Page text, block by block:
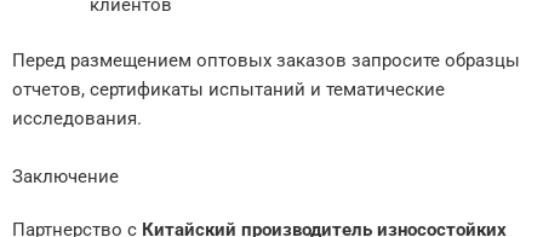
клиентов
Перед размещением оптовых заказов запросите образцы
отчетов, сертификаты испытаний и тематические
исследования.
Заключение
Партнерство с Китайский производитель износостойких